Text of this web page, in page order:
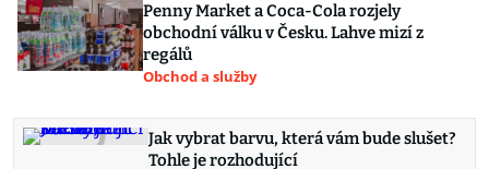
Penny Market a Coca-Cola rozjely
obchodní válku v Česku. Lahve mizí z
regálů
Obchod a služby
Jak vybrat barvu, která vám bude slušet?
Tohle je rozhodující